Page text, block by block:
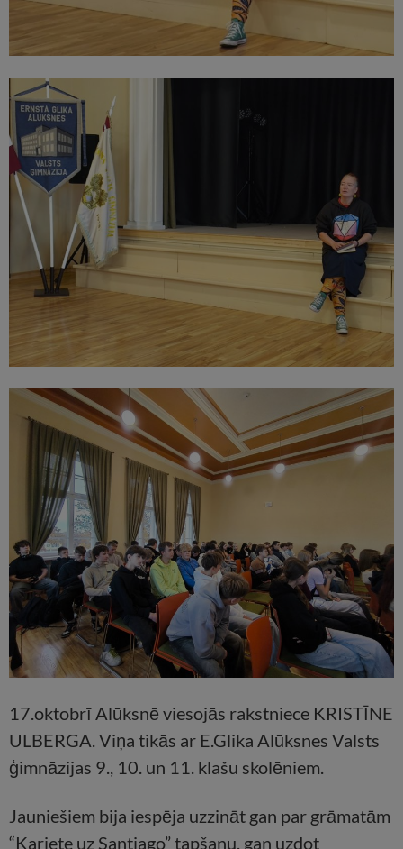
17.oktobrī Alūksnē viesojās rakstniece KRISTĪNE
ULBERGA. Viņa tikās ar E.Glika Alūksnes Valsts
ģimnāzijas 9., 10. un 11. klašu skolēniem.
Jauniešiem bija iespēja uzzināt gan par grāmatām
“Kariete uz Santjago” tapšanu, gan uzdot